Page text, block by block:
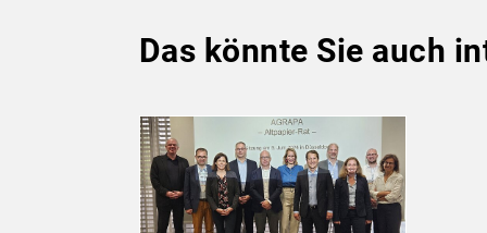
Das könnte Sie auch